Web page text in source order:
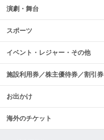
演劇・舞台
スポーツ
イベント・レジャー・その他
施設利用券／株主優待券／割引券
お出かけ
海外のチケット